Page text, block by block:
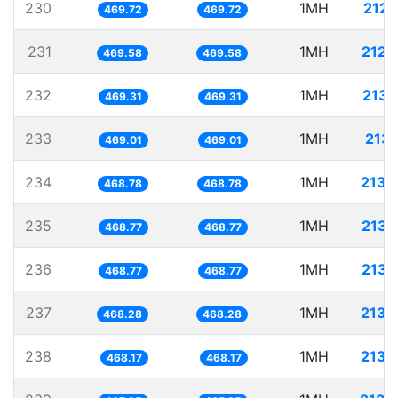
230 469.72 469.72 1MH
231 469.58 469.58 1MH
232 469.31 469.31 1MH
233 469.01 469.01 1MH
234 468.78 468.78 1MH
235 468.77 468.77 1MH
236 468.77 468.77 1MH
237 468.28 468.28 1MH
238 468.17 468.17 1MH